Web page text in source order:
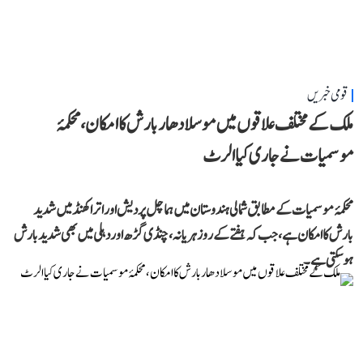
قومی خبریں
ملک کے مختلف علاقوں میں موسلادھار بارش کا امکان، محکمۂ
موسمیات نے جاری کیا الرٹ
محکمۂ موسمیات کے مطابق شمالی ہندوستان میں ہماچل پردیش اور اتراکھنڈ میں شدید
بارش کا امکان ہے، جب کہ ہفتے کے روز ہریانہ، چنڈی گڑھ اور دہلی میں بھی شدید بارش
ہوسکتی ہے۔